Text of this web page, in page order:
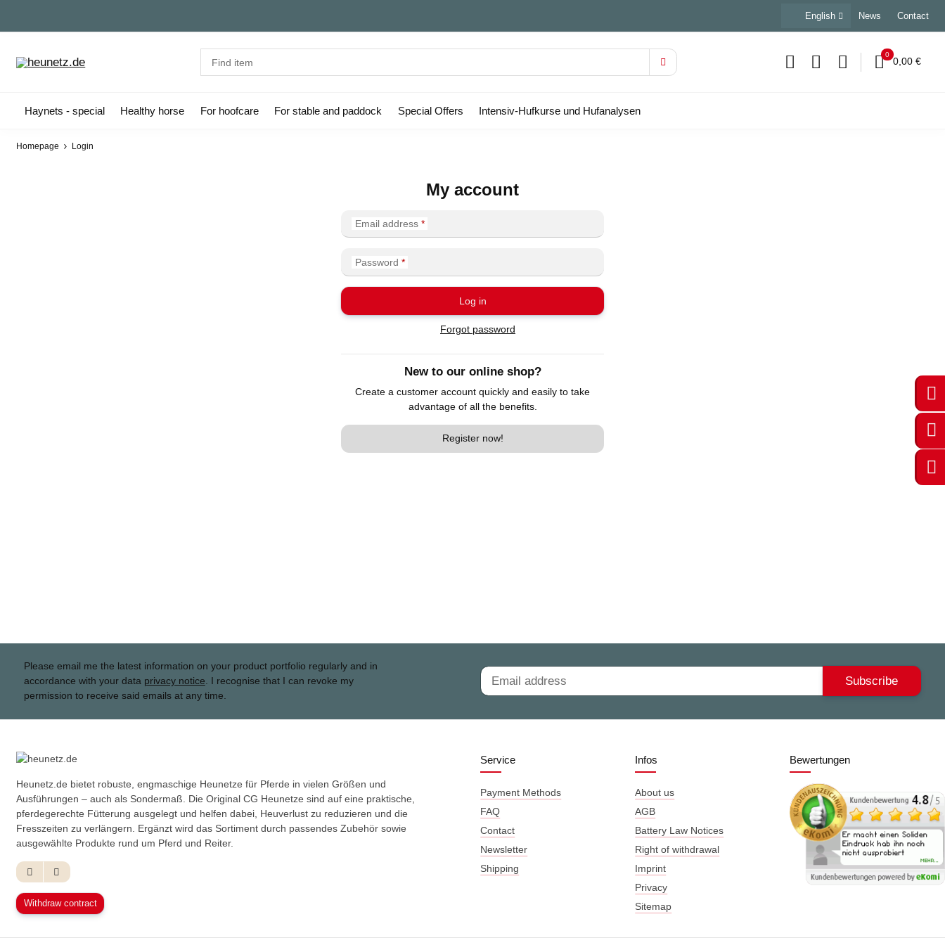
English News Contact
0
0,00 €
Haynets - special Healthy horse For hoofcare For stable and paddock Special Offers Intensiv-Hufkurse und Hufanalysen
Homepage Login
My account
Email address
Password
Log in
Forgot password
New to our online shop?
Create a customer account quickly and easily to take
advantage of all the benefits.
Register now!
Please email me the latest information on your product portfolio regularly and in
accordance with your data privacy notice . I recognise that I can revoke my
permission to receive said emails at any time.
Subscribe
Heunetz.de bietet robuste, engmaschige Heunetze für Pferde in vielen Größen und
Ausführungen – auch als Sondermaß. Die Original CG Heunetze sind auf eine praktische,
pferdegerechte Fütterung ausgelegt und helfen dabei, Heuverlust zu reduzieren und die
Fresszeiten zu verlängern. Ergänzt wird das Sortiment durch passendes Zubehör sowie
ausgewählte Produkte rund um Pferd und Reiter.
Withdraw contract
Service
Payment Methods
FAQ
Contact
Newsletter
Shipping
Infos
About us
AGB
Battery Law Notices
Right of withdrawal
Imprint
Privacy
Sitemap
Bewertungen